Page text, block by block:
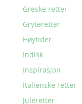
Greske retter
Gryteretter
Høytider
Indisk
Inspirasjon
Italienske retter
Juleretter